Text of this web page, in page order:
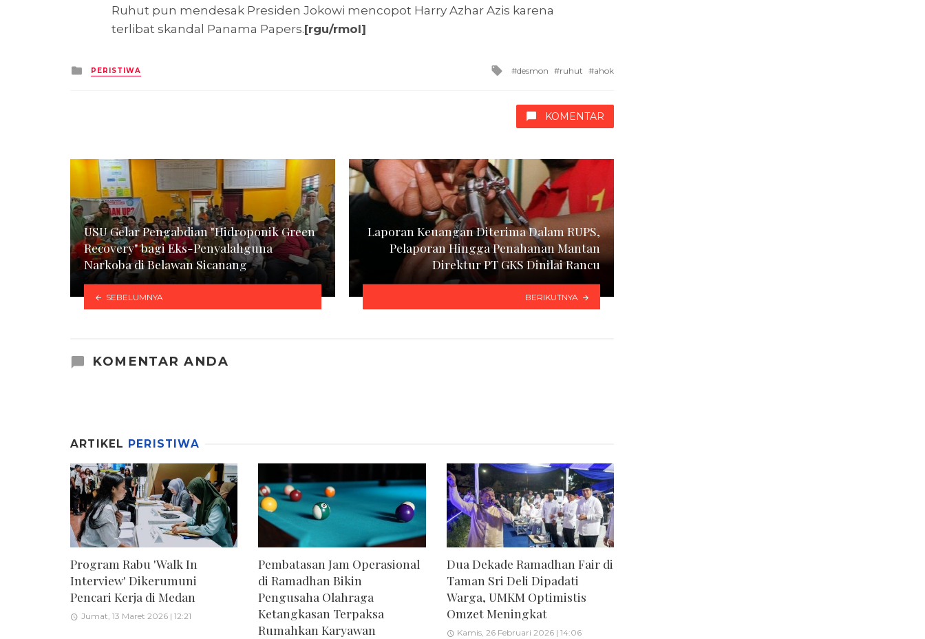
Ruhut pun mendesak Presiden Jokowi mencopot Harry Azhar Azis karena
terlibat skandal Panama Papers.[rgu/rmol]
Posted
in
PERISTIWA
Tagged
desmon ruhut ahok
KOMENTAR
USU Gelar Pengabdian "Hidroponik Green
Recovery" bagi Eks-Penyalahguna
Narkoba di Belawan Sicanang
SEBELUMNYA
Laporan Keuangan Diterima Dalam RUPS,
Pelaporan Hingga Penahanan Mantan
Direktur PT GKS Dinilai Rancu
BERIKUTNYA
KOMENTAR ANDA
ARTIKEL PERISTIWA
Program Rabu 'Walk In
Interview' Dikerumuni
Pencari Kerja di Medan
Jumat, 13 Maret 2026 | 12:21
Pembatasan Jam Operasional
di Ramadhan Bikin
Pengusaha Olahraga
Ketangkasan Terpaksa
Rumahkan Karyawan
Dua Dekade Ramadhan Fair di
Taman Sri Deli Dipadati
Warga, UMKM Optimistis
Omzet Meningkat
Kamis, 26 Februari 2026 | 14:06